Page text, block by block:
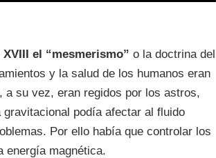
el “mesmerismo” o la doctrina del
y la salud de los humanos eran
su vez, eran regidos por los astros,
podía afectar al fluido
Por ello había que controlar los
energía magnética.